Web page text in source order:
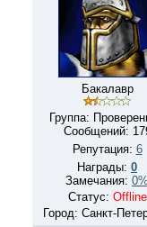
Бакалавр
Группа:
Сообщений:
Репутация: 6
Награды: 0
Замечания: 0%
Статус: Offline
Город: Санкт-